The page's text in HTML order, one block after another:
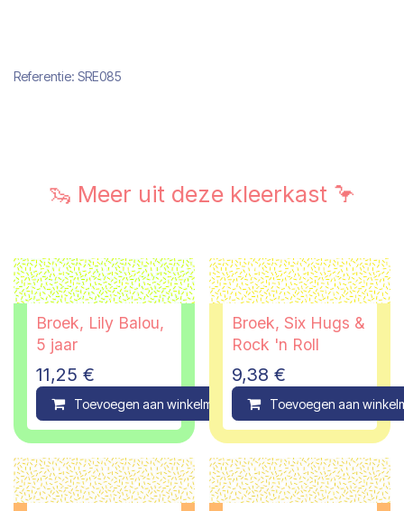
Referentie: SRE085
🦦 Meer uit deze kleerkast 🦩
Broek, Lily Balou,
5 jaar
11,25 €
Toevoegen aan winkelmandje Compare
Broek, Six Hugs &
Rock 'n Roll
9,38 €
Toevoegen aan